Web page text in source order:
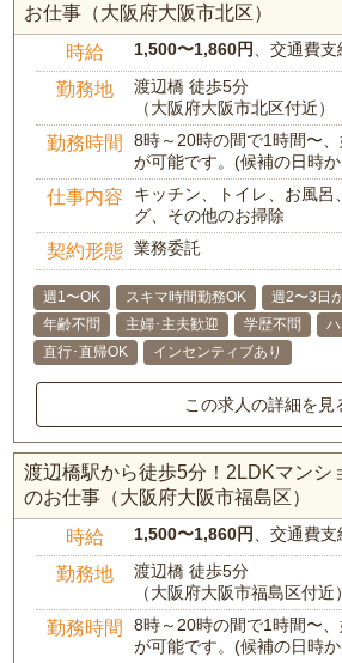
お仕事（大阪府大阪市北区）
時給 1,500〜1,860円 、交通費
勤務地
渡辺橋 徒歩5分
（大阪府大阪市北区付近）
勤務時間
8時～20時の間で1時間〜
が可能です。(候補の日時
仕事内容
キッチン、トイレ、お風呂
グ、その他のお掃除
契約形態 業務委託
週1〜OK スキマ時間勤務OK 週2〜3日
年齢不問
主婦･主夫歓迎 学歴不問
直行･直帰OK
インセンティブあり
この求人の詳細を見
渡辺橋駅から徒歩5分！2LDKマンシ
のお仕事（大阪府大阪市福島区）
時給 1,500〜1,860円 、交通費
勤務地
渡辺橋 徒歩5分
（大阪府大阪市福島区付近）
勤務時間
8時～20時の間で1時間〜
が可能です。(候補の日時